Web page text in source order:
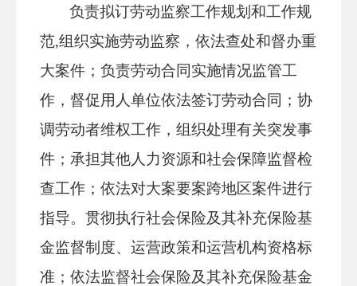
负责拟订劳动监察工作规划和工作规
范,组织实施劳动监察，依法查处和督办重
大案件；负责劳动合同实施情况监管工
作，督促用人单位依法签订劳动合同；协
调劳动者维权工作，组织处理有关突发事
件；承担其他人力资源和社会保障监督检
查工作；依法对大案要案跨地区案件进行
指导。贯彻执行社会保险及其补充保险基
金监督制度、运营政策和运营机构资格标
准；依法监督社会保险及其补充保险基金